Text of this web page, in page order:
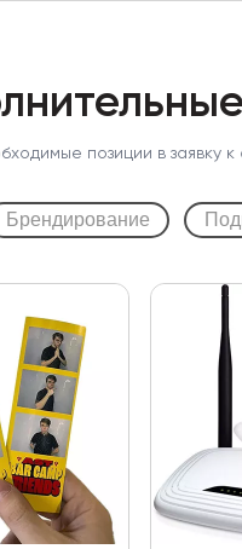
позиции в заявку
Брендирование